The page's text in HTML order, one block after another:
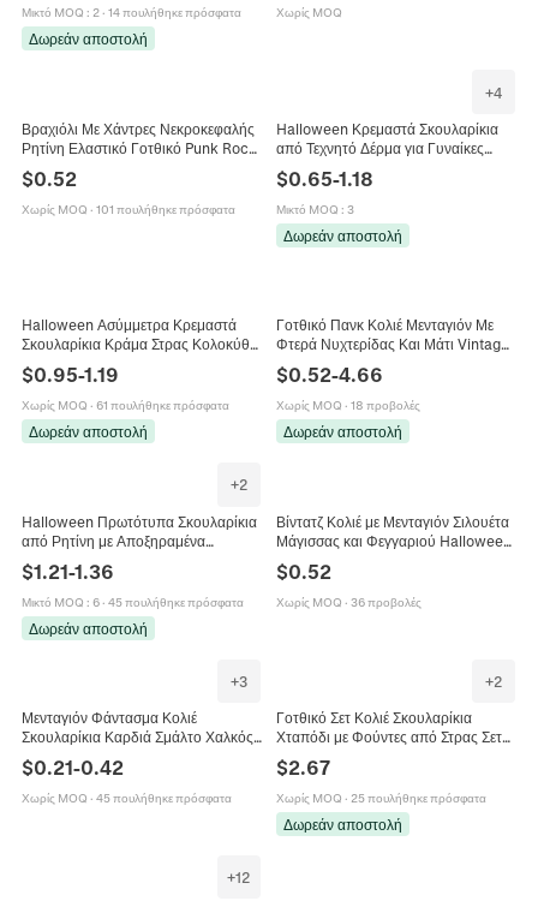
Μικτό MOQ : 2· 14 πουλήθηκε πρόσφατα
Δωρεάν αποστολή
Χωρίς MOQ
Βραχιόλι Με Χάντρες Νεκροκεφαλής
Ρητίνη Ελαστικό Γοτθικό Punk Rock
Χάλοουιν Unisex
$0.52
Χωρίς MOQ · 101 πουλήθηκε πρόσφατα
+4
Halloween Κρεμαστά Σκουλαρίκια
από Τεχνητό Δέρμα για Γυναίκες
Αράχνης Γάτα Φεγγάρι Κοσμήματα
$0.65-1.18
Μικτό MOQ : 3
Δωρεάν αποστολή
Halloween Ασύμμετρα Κρεμαστά
Σκουλαρίκια Κράμα Στρας Κολοκύθα
Σκελετός Αράχνη Σχέδιο Gothic Punk
Κοσμήματα Πάρτι Γυναίκες
$0.95-1.19
Χωρίς MOQ · 61 πουλήθηκε πρόσφατα
Δωρεάν αποστολή
Γοτθικό Πανκ Κολιέ Μενταγιόν Με
Φτερά Νυχτερίδας Και Μάτι Vintage
Από Ανοξείδωτο Ατσάλι Για Άνδρες
Γυναίκες Hip Hop Κοσμήματα
$0.52-4.66
Χωρίς MOQ · 18 προβολές
Δωρεάν αποστολή
+2
Halloween Πρωτότυπα Σκουλαρίκια
από Ρητίνη με Αποξηραμένα
Φάντασμα Νυχτερίδα Γάτα Γυναικεία
Κοσμήματα
$1.21-1.36
Μικτό MOQ : 6· 45 πουλήθηκε πρόσφατα
Δωρεάν αποστολή
Βίντατζ Κολιέ με Μενταγιόν Σιλουέτα
Μάγισσας και Φεγγαριού Halloween
Χρόνου Γοτθικό Κόσμημα
$0.52
Χωρίς MOQ · 36 προβολές
+3
Μενταγιόν Φάντασμα Κολιέ
Σκουλαρίκια Καρδιά Σμάλτο Χαλκός
Κράμα Τεχνητό Τεχνητό Μαργαριτάρι
Κοσμήματα Απόκριες Κινουμένων
Σχεδίων Για Γυναίκες Κορίτσια
$0.21-0.42
Χωρίς MOQ · 45 πουλήθηκε πρόσφατα
+2
Γοτθικό Σετ Κολιέ Σκουλαρίκια
Χταπόδι με Φούντες από Στρας Σετ
Κοσμήματα Πάρτι Χάλοουιν για
Γυναίκες
$2.67
Χωρίς MOQ · 25 πουλήθηκε πρόσφατα
Δωρεάν αποστολή
+12